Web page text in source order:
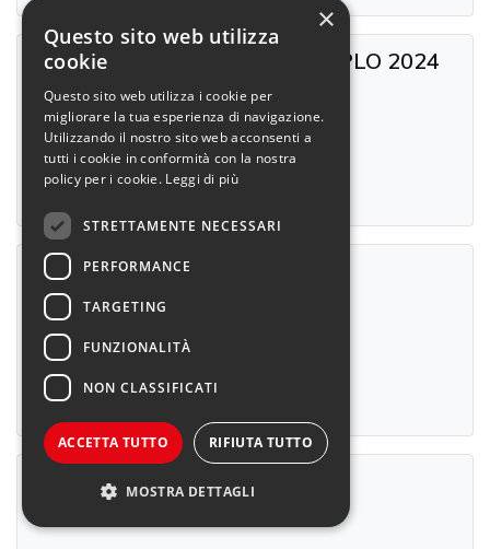
SCHEDA FONDAZIONE CARIPLO 2024
29/10/2024 11:10
Download
SCHEDA ALI 2024
29/10/2024 11:10
Download
SCHEDA SIL 2024
×
Questo sito web utilizza
cookie
Questo sito web utilizza i cookie per
migliorare la tua esperienza di navigazione.
Utilizzando il nostro sito web acconsenti a
tutti i cookie in conformità con la nostra
policy per i cookie. Leggi di più
STRETTAMENTE NECESSARI
PERFORMANCE
TARGETING
FUNZIONALITÀ
NON CLASSIFICATI
ACCETTA TUTTO RIFIUTA TUTTO
MOSTRA DETTAGLI